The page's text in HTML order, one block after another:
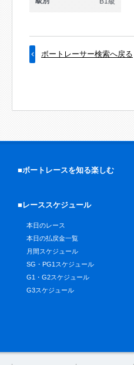
ボートレーサー検索へ戻る
■ボートレースを知る楽しむ
■レーススケジュール
本日のレース
本日の払戻金一覧
月間スケジュール
SG・PG1スケジュール
G1・G2スケジュール
G3スケジュール